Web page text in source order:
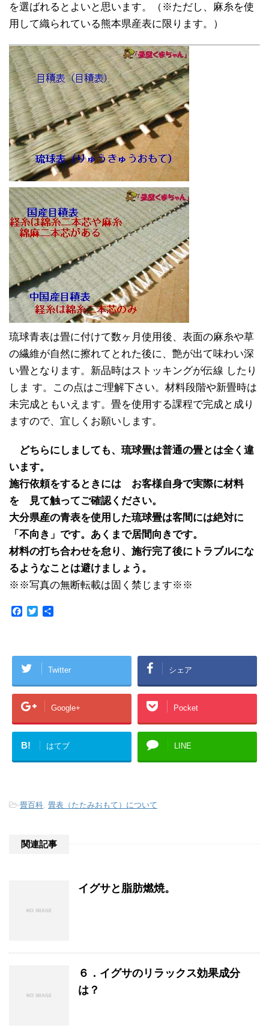
を選ばれるとよいと思います。（※ただし、麻糸を使
用して織られている熊本県産表に限ります。）
琉球青表は畳に付けて数ヶ月使用後、表面の麻糸や草
の繊維が自然に擦れてとれた後に、艶が出て味わい深
い畳となります。新品時はストッキングが伝線 したり
しま す。この点はご理解下さい。材料段階や新畳時は
未完成ともいえます。畳を使用する課程で完成と成り
ますので、宜しくお願いします。
どちらにしましても、琉球畳は普通の畳とは全く違
います。
施行依頼をするときには お客様自身で実際に材料
を 見て触ってご確認ください。
大分県産の青表を使用した琉球畳は客間には絶対に
「不向き」です。あくまで居間向きです。
材料の打ち合わせを怠り、施行完了後にトラブルにな
るようなことは避けましょう。
※※写真の無断転載は固く禁じます※※
b
o
o
k
t
e
Twitter シェア
Google+ Pocket
B! はてブ LINE
-畳百科 畳表（たたみおもて）について
関連記事
イグサと脂肪燃焼。
６．イグサのリラックス効果成分
は？